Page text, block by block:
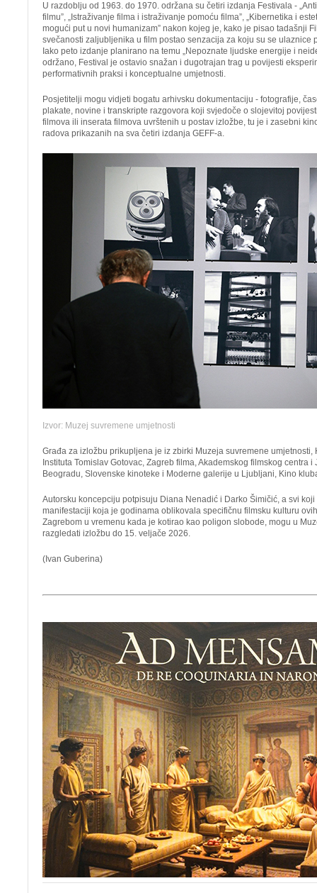
U razdoblju od 1963. do 1970. održana su četiri izdanja Festivala -
filmu”, „Istraživanje filma i istraživanje pomoću filma”, „Kibernetika i
mogući put u novi humanizam” nakon kojeg je, kako je pisao tadašnji
svečanosti zaljubljenika u film postao senzacija za koju su se ulaznice
Iako peto izdanje planirano na temu „Nepoznate ljudske energije i
održano, Festival je ostavio snažan i dugotrajan trag u povijesti
performativnih praksi i konceptualne umjetnosti.
Posjetitelji mogu vidjeti bogatu arhivsku dokumentaciju - fotografije,
plakate, novine i transkripte razgovora koji svjedoče o slojevitoj
filmova ili inserata filmova uvrštenih u postav izložbe, tu je i zasebni
radova prikazanih na sva četiri izdanja GEFF-a.
Izvor: Muzej suvremene umjetnosti
Građa za izložbu prikupljena je iz zbirki Muzeja suvremene umjetnosti,
Instituta Tomislav Gotovac, Zagreb filma, Akademskog filmskog centra
Beogradu, Slovenske kinoteke i Moderne galerije u Ljubljani, Kino
Autorsku koncepciju potpisuju Diana Nenadić i Darko Šimičić, a svi
manifestaciji koja je godinama oblikovala specifičnu filmsku kulturu
Zagrebom u vremenu kada je kotirao kao poligon slobode, mogu u
razgledati izložbu do 15. veljače 2026.
(Ivan Guberina)